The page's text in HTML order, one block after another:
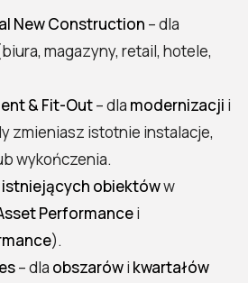
New Construction – dla
magazyny, retail, hotele,
& Fit-Out– dla modernizacji i
zmieniasz istotnie instalacje,
wykończenia.
istniejących obiektóww
Performancei
).
– dla obszarówi kwartałów